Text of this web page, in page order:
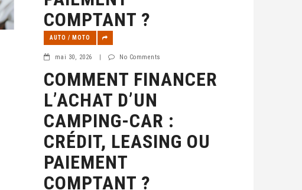
COMPTANT ?
AUTO / MOTO
mai 30, 2026 | No Comments
COMMENT FINANCER
L’ACHAT D’UN
CAMPING-CAR :
CRÉDIT, LEASING OU
PAIEMENT
COMPTANT ?